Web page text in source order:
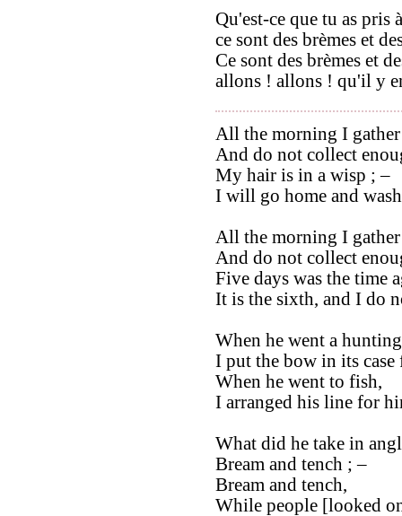
Qu'est-ce que tu as pris
ce sont des brèmes et
Ce sont des brèmes et
allons ! allons ! qu'il y
All the morning I
And do not collect
My hair is in a wisp ; –
I will go home and
All the morning I
And do not collect
Five days was the time
It is the sixth, and I do
When he went a
I put the bow in its
When he went to fish,
I arranged his line for
What did he take in
Bream and tench ; –
Bream and tench,
While people [looked